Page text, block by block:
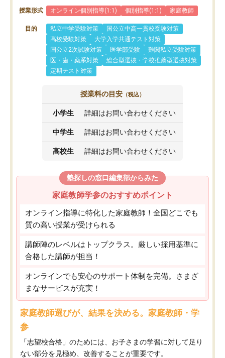
授業形式 オンライン個別指導(1:1) 個別指導(1:1) 家庭教師
目的 私立中学受験対策
国公立中高一貫校受験対策
高校受験対策
大学入学共通テスト対策
国公立2次試験対策
医学部受験
難関私立受験対策
医・歯・薬系対策
総合型選抜・学校推薦型選抜対策
定期テスト対策
授業料の目安 （税込）
小学生 詳細はお問い合わせください
中学生 詳細はお問い合わせください
高校生 詳細はお問い合わせください
塾探しの窓口編集部からみた
家庭教師学参のおすすめポイント
オンライン指導に特化した家庭教師！全国どこでも
質の高い授業が受けられる
講師陣のレベルはトップクラス。厳しい採用基準に
合格した講師が担当！
オンラインでも安心のサポート体制を完備。さまざ
まなサービスが充実！
家庭教師選びが、結果を決める。家庭教師・学
参
「志望校合格」のためには、お子さまの学習に対して足り
ない部分を見極め、改善することが重要です。